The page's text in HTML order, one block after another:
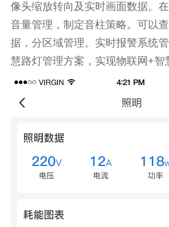
像头缩放转向及实时画面数据。
音量管理，制定音柱策略。可以
据，分区域管理。实时报警系统
慧路灯管理方案，实现物联网+智